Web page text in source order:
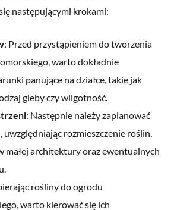
następującymi krokami:
: Przed przystąpieniem do tworzenia
warto dokładnie
panujące na działce, takie jak
gleby czy wilgotność.
: Następnie należy zaplanować
uwzględniając rozmieszczenie roślin,
małej architektury oraz ewentualnych
rośliny do ogrodu
warto kierować się ich